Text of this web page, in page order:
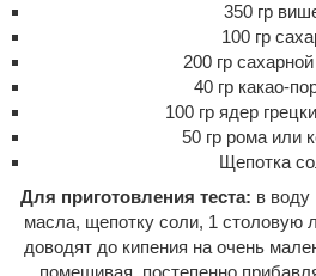
350 гр
100 гр
200 гр
40 гр какао-
100 гр ядер
50 гр рома или
Щепотка
Для приготовления теста: в воду
масла, щепотку соли, 1 столовую
доводят до кипения на очень